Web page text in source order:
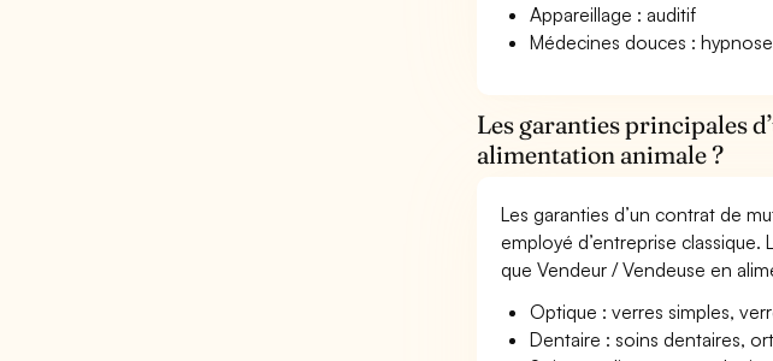
Appareillage : auditif
Médecines douces :
Les garanties principales
alimentation animale ?
Les garanties d’un contrat de
employé d’entreprise
que Vendeur / Vendeuse en
Optique : verres simples,
Dentaire : soins dentaires,